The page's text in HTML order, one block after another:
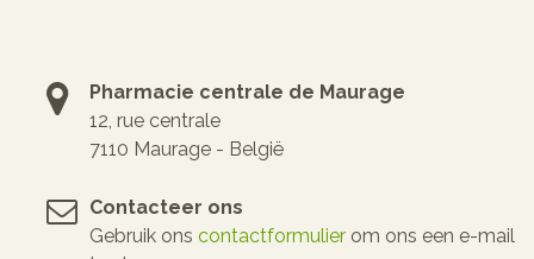
Pharmacie centrale de Maurage
12, rue centrale
7110 Maurage - België
Contacteer ons
Gebruik ons contactformulier om ons een e-mail